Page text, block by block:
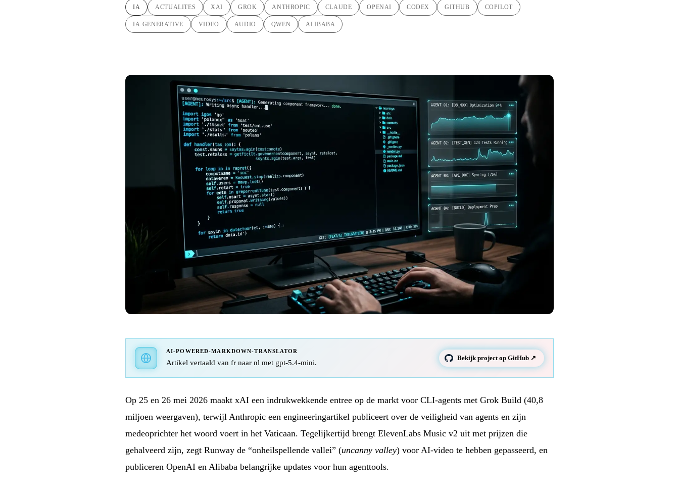
IA ACTUALITES XAI GROK ANTHROPIC CLAUDE OPENAI CODEX GITHUB COPILOT
IA-GENERATIVE VIDEO AUDIO QWEN ALIBABA
AI-POWERED-MARKDOWN-TRANSLATOR
Artikel vertaald van fr naar nl met gpt-5.4-mini.
Bekijk project op GitHub ↗
Op 25 en 26 mei 2026 maakt xAI een indrukwekkende entree op de markt voor CLI-agents met Grok Build (40,8
miljoen weergaven), terwijl Anthropic een engineeringartikel publiceert over de veiligheid van agents en zijn
medeoprichter het woord voert in het Vaticaan. Tegelijkertijd brengt ElevenLabs Music v2 uit met prijzen die
gehalveerd zijn, zegt Runway de “onheilspellende vallei” (uncanny valley) voor AI-video te hebben gepasseerd, en
publiceren OpenAI en Alibaba belangrijke updates voor hun agenttools.